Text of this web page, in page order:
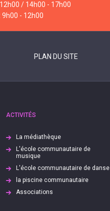
/ 14h00 - 17h00
9h00 - 12h00
PLAN DU SITE
ACTIVITÉS
La médiathèque
L'école communautaire de
musique
L'école communautaire de danse
la piscine communautaire
Associations